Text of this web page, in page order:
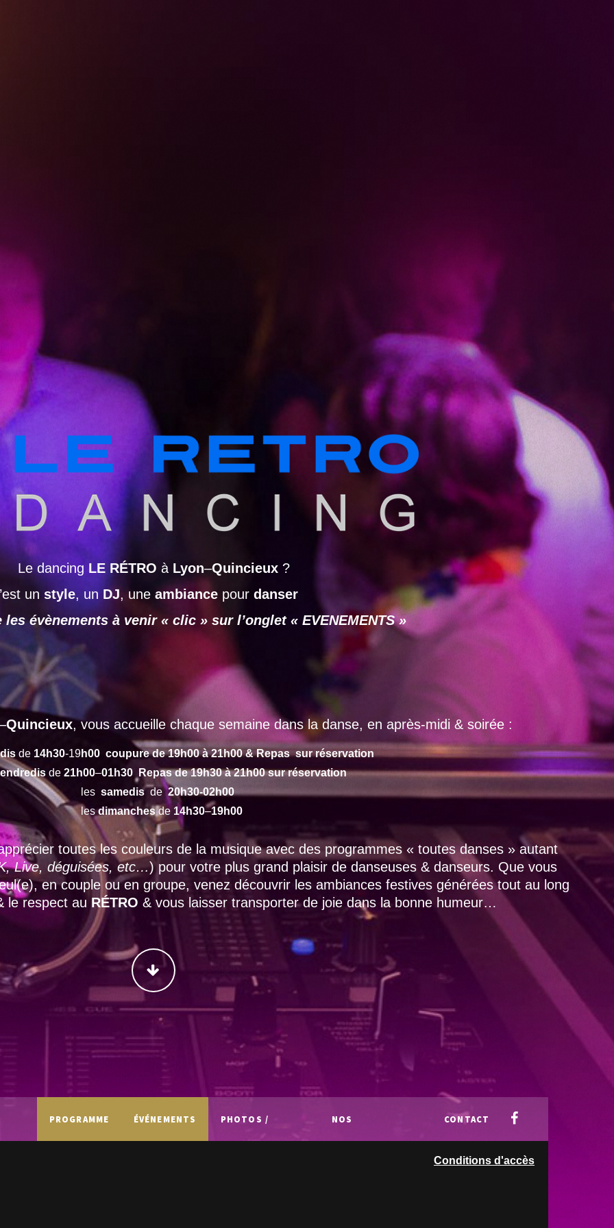
Le dancing LE RÉTRO à Lyon–Quincieux?
un style, un DJ, une ambiance pour danser
évènements à venir « clic » sur l’onglet « EVENEMENTS »
Quincieux, vous accueille chaque semaine dans la danse, en après-midi & soirée :
de 14h30-19h00 coupure de 19h00 à 21h00 & Repas sur réservation
de 21h00–01h30 Repas de 19h30 à 21h00 sur réservation
les samedisde20h30-02h00
lesdimanchesde 14h30–19h00
toutes les couleurs de la musique avec des programmes « toutes danses » autant
Live, déguisées, etc…) pour votre plus grand plaisir de danseuses & danseurs. Que vous
en couple ou en groupe, venez découvrir les ambiances festives générées tout au long
le respect au RÉTRO & vous laisser transporter de joie dans la bonne humeur…
CONTINUER
PROGRAMME ÉVÉNEMENTS PHOTOS / NOS CONTACT
Conditions d'accès